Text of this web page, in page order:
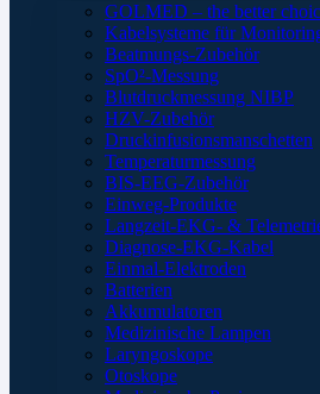
GOLMED – the better
Kabelsysteme für
Beatmungs-Zubehör
SpO²-Messung
Blutdruckmessung NIBP
HZV-Zubehör
Druckinfusionsmanschetten
Temperaturmessung
BIS-EEG-Zubehör
Einweg-Produkte
Langzeit-EKG- &
Diagnose-EKG-Kabel
Einmal-Elektroden
Batterien
Akkumulatoren
Medizinische Lampen
Laryngoskope
Otoskope